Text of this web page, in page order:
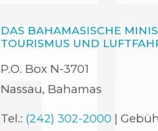
DAS BAHAMASISCHE
TOURISMUS UND
P.O. Box N-3701
Nassau, Bahamas
Tel.: (242) 302-2000 |